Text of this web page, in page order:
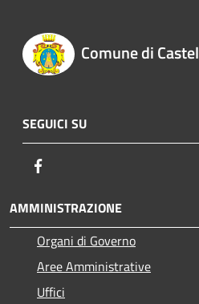
Comune di
SEGUICI SU
AMMINISTRAZIONE
Organi di Governo
Aree Amministrative
Uffici